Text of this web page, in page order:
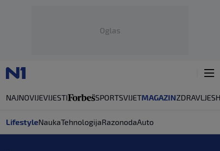
Oglas
NAJNOVIJEVIJESTI SPORTSVIJETMAGAZINZDRAVLJE
LifestyleNaukaTehnologijaRazonodaAuto